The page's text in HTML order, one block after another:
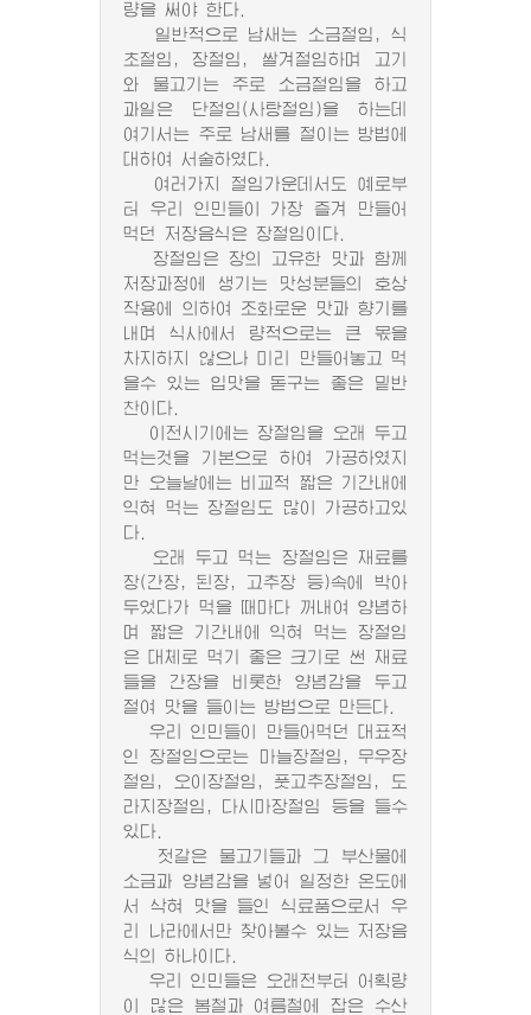
량을 써야 한다.
일반적으로 남새는 소금절임, 식
초절임, 장절임, 쌀겨절임하며 고기
와 물고기는 주로 소금절임을 하고
과일은 단절임(사탕절임)을 하는데
여기서는 주로 남새를 절이는 방법에
대하여 서술하였다.
여러가지 절임가운데서도 예로부
터 우리 인민들이 가장 즐겨 만들어
먹던 저장음식은 장절임이다.
장절임은 장의 고유한 맛과 함께
저장과정에 생기는 맛성분들의 호상
작용에 의하여 조화로운 맛과 향기를
내며 식사에서 량적으로는 큰 몫을
차지하지 않으나 미리 만들어놓고 먹
을수 있는 입맛을 돋구는 좋은 밑반
찬이다.
이전시기에는 장절임을 오래 두고
먹는것을 기본으로 하여 가공하였지
만 오늘날에는 비교적 짧은 기간내에
익혀 먹는 장절임도 많이 가공하고있
다.
오래 두고 먹는 장절임은 재료를
장(간장, 된장, 고추장 등)속에 박아
두었다가 먹을 때마다 꺼내여 양념하
며 짧은 기간내에 익혀 먹는 장절임
은 대체로 먹기 좋은 크기로 썬 재료
들을 간장을 비롯한 양념감을 두고
절여 맛을 들이는 방법으로 만든다.
우리 인민들이 만들어먹던 대표적
인 장절임으로는 마늘장절임, 무우장
절임, 오이장절임, 풋고추장절임, 도
라지장절임, 다시마장절임 등을 들수
있다.
젓갈은 물고기들과 그 부산물에
소금과 양념감을 넣어 일정한 온도에
서 삭혀 맛을 들인 식료품으로서 우
리 나라에서만 찾아볼수 있는 저장음
식의 하나이다.
우리 인민들은 오래전부터 어획량
이 많은 봄철과 여름철에 잡은 수산